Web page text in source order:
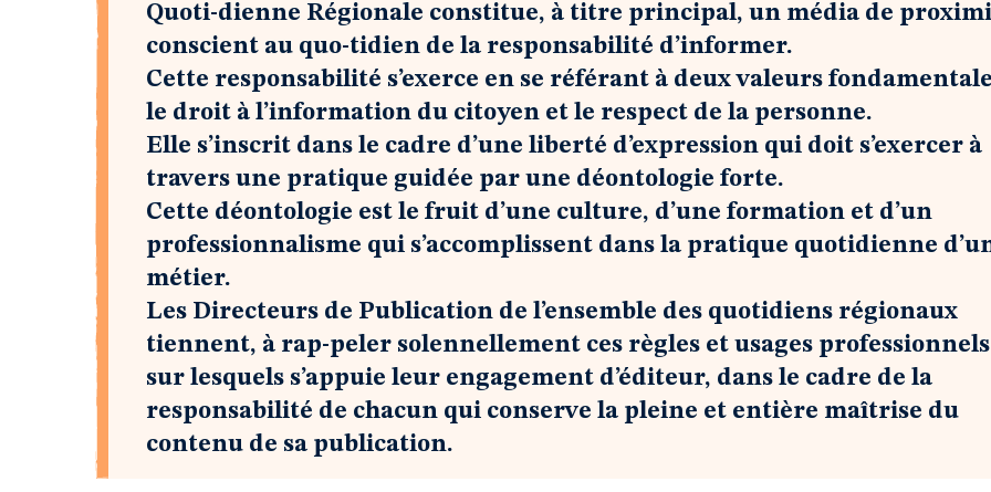
Quoti-dienne Régionale constitue, à titre principal, un média de
conscient au quo-tidien de la responsabilité d’informer.
Cette responsabilité s’exerce en se référant à deux valeurs
le droit à l’information du citoyen et le respect de la personne.
Elle s’inscrit dans le cadre d’une liberté d’expression qui doit s’exercer à
travers une pratique guidée par une déontologie forte.
Cette déontologie est le fruit d’une culture, d’une formation et d’un
professionnalisme qui s’accomplissent dans la pratique quotidienne
métier.
Les Directeurs de Publication de l’ensemble des quotidiens régionaux
tiennent, à rap-peler solennellement ces règles et usages professionnels
sur lesquels s’appuie leur engagement d’éditeur, dans le cadre de la
responsabilité de chacun qui conserve la pleine et entière maîtrise du
contenu de sa publication.